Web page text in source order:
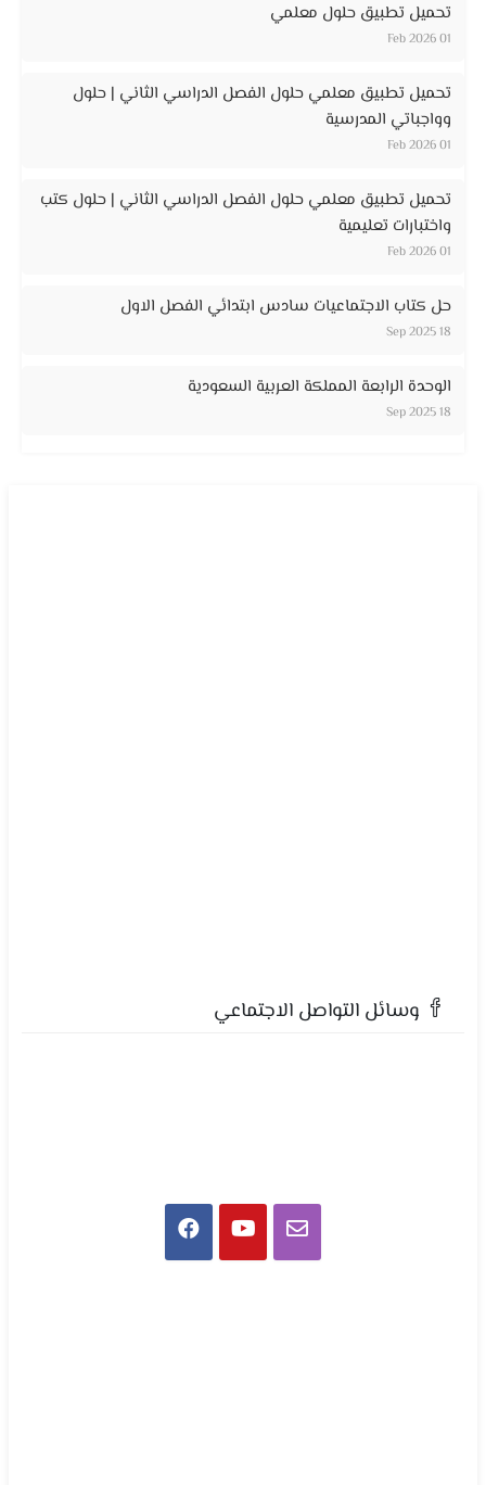
تحميل تطبيق حلول معلمي
01 Feb 2026
تحميل تطبيق معلمي حلول الفصل الدراسي الثاني | حلول
وواجباتي المدرسية
01 Feb 2026
تحميل تطبيق معلمي حلول الفصل الدراسي الثاني | حلول كتب
واختبارات تعليمية
01 Feb 2026
حل كتاب الاجتماعيات سادس ابتدائي الفصل الاول
18 Sep 2025
الوحدة الرابعة المملكة العربية السعودية
18 Sep 2025
وسائل التواصل الاجتماعي